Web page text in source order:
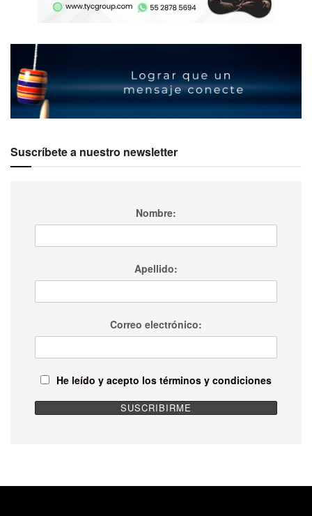
Suscríbete a nuestro newsletter
Nombre:
Apellido:
Correo electrónico:
He leído y acepto los términos y condiciones